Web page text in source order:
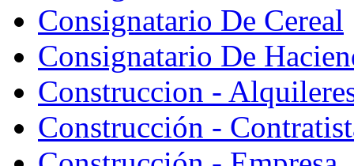
Consignatario De Cereal
Consignatario De
Construccion -
Construcción -